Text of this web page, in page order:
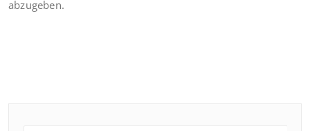
abzugeben.